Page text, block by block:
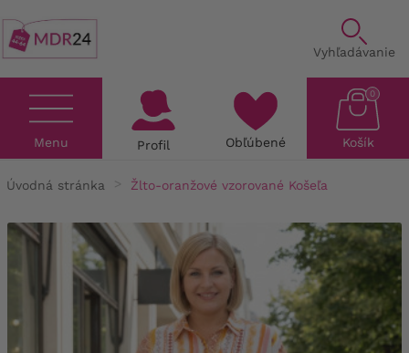
Vyhľadávanie
Menu Profil Obľúbené Košík
0
Úvodná stránka Žlto-oranžové vzorované Košeľa